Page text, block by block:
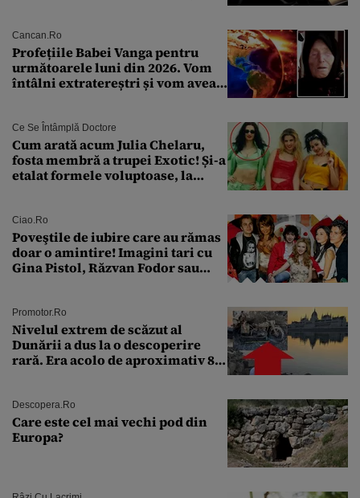
Cancan.ro
Profețiile Babei Vanga pentru
următoarele luni din 2026. Vom
întâlni extratereștri și vom avea
Ce Se Întâmplă Doctore
Cum arată acum Julia Chelaru,
fosta membră a trupei Exotic! Și-a
etalat formele voluptoase, la
Ciao.ro
Poveştile de iubire care au rămas
doar o amintire! Imagini tari cu
Gina Pistol, Răzvan Fodor sau
Promotor.ro
Nivelul extrem de scăzut al
Dunării a dus la o descoperire
rară. Era acolo de aproximativ 80
Descopera.ro
Care este cel mai vechi pod din
Europa?